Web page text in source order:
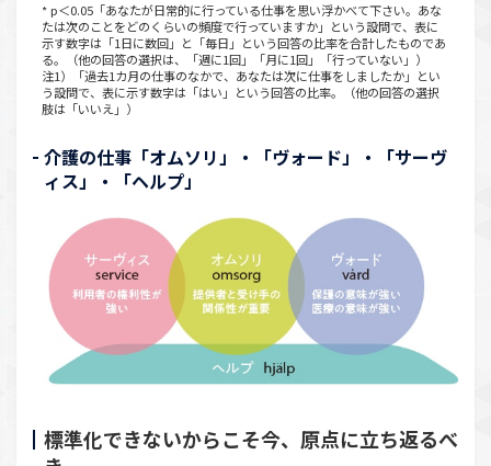
*️ p＜0.05「あなたが日常的に行っている仕事を思い浮かべて下さい。あな
たは次のことをどのくらいの頻度で行っていますか」という設問で、表に
示す数字は「1日に数回」と「毎日」という回答の比率を合計したものであ
る。（他の回答の選択は、「週に1回」「月に1回」「行っていない」）
注1）「過去1カ月の仕事のなかで、あなたは次に仕事をしましたか」とい
う設問で、表に示す数字は「はい」という回答の比率。（他の回答の選択
肢は「いいえ」）
介護の仕事「オムソリ」・「ヴォード」・「サーヴ
ィス」・「ヘルプ」
標準化できないからこそ今、原点に立ち返るべ